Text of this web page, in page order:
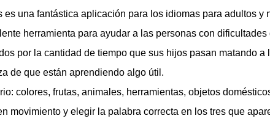
es una fantástica aplicación para los idiomas para adultos y
herramienta para ayudar a las personas con
por la cantidad de tiempo que sus hijos pasan matando
de que están aprendiendo algo útil.
colores, frutas, animales, herramientas, objetos
movimiento y elegir la palabra correcta en los tres que